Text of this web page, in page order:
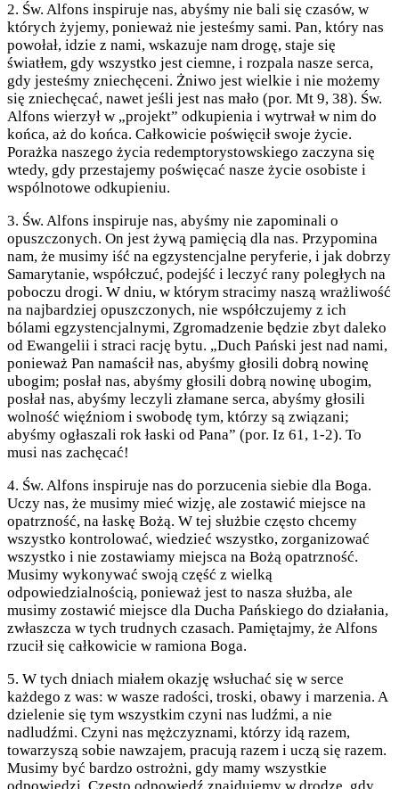
2. Św. Alfons inspiruje nas, abyśmy nie bali się czasów, w
których żyjemy, ponieważ nie jesteśmy sami. Pan, który nas
powołał, idzie z nami, wskazuje nam drogę, staje się
światłem, gdy wszystko jest ciemne, i rozpala nasze serca,
gdy jesteśmy zniechęceni. Żniwo jest wielkie i nie możemy
się zniechęcać, nawet jeśli jest nas mało (por. Mt 9, 38). Św.
Alfons wierzył w „projekt” odkupienia i wytrwał w nim do
końca, aż do końca. Całkowicie poświęcił swoje życie.
Porażka naszego życia redemptorystowskiego zaczyna się
wtedy, gdy przestajemy poświęcać nasze życie osobiste i
wspólnotowe odkupieniu.
3. Św. Alfons inspiruje nas, abyśmy nie zapominali o
opuszczonych. On jest żywą pamięcią dla nas. Przypomina
nam, że musimy iść na egzystencjalne peryferie, i jak dobrzy
Samarytanie, współczuć, podejść i leczyć rany poległych na
poboczu drogi. W dniu, w którym stracimy naszą wrażliwość
na najbardziej opuszczonych, nie współczujemy z ich
bólami egzystencjalnymi, Zgromadzenie będzie zbyt daleko
od Ewangelii i straci rację bytu. „Duch Pański jest nad nami,
ponieważ Pan namaścił nas, abyśmy głosili dobrą nowinę
ubogim; posłał nas, abyśmy głosili dobrą nowinę ubogim,
posłał nas, abyśmy leczyli złamane serca, abyśmy głosili
wolność więźniom i swobodę tym, którzy są związani;
abyśmy ogłaszali rok łaski od Pana” (por. Iz 61, 1-2). To
musi nas zachęcać!
4. Św. Alfons inspiruje nas do porzucenia siebie dla Boga.
Uczy nas, że musimy mieć wizję, ale zostawić miejsce na
opatrzność, na łaskę Bożą. W tej służbie często chcemy
wszystko kontrolować, wiedzieć wszystko, zorganizować
wszystko i nie zostawiamy miejsca na Bożą opatrzność.
Musimy wykonywać swoją część z wielką
odpowiedzialnością, ponieważ jest to nasza służba, ale
musimy zostawić miejsce dla Ducha Pańskiego do działania,
zwłaszcza w tych trudnych czasach. Pamiętajmy, że Alfons
rzucił się całkowicie w ramiona Boga.
5. W tych dniach miałem okazję wsłuchać się w serce
każdego z was: w wasze radości, troski, obawy i marzenia. A
dzielenie się tym wszystkim czyni nas ludźmi, a nie
nadludźmi. Czyni nas mężczyznami, którzy idą razem,
towarzyszą sobie nawzajem, pracują razem i uczą się razem.
Musimy być bardzo ostrożni, gdy mamy wszystkie